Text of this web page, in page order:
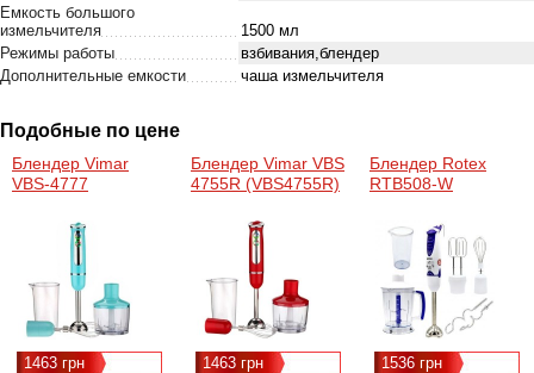
Емкость большого
измельчителя
1500 мл
Режимы работы
взбивания,блендер
Дополнительные емкости
чаша измельчителя
Подобные по цене
Блендер Vimar
VBS-4777
1463 грн
Блендер Vimar VBS
4755R (VBS4755R)
1463 грн
Блендер Rotex
RTB508-W
1536 грн